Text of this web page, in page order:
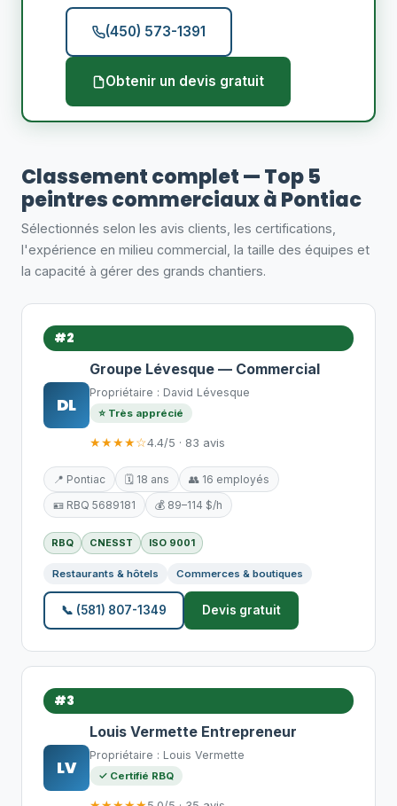
(450) 573-1391
Obtenir un devis gratuit
Classement complet — Top 5
peintres commerciaux à Pontiac
Sélectionnés selon les avis clients, les certifications,
l'expérience en milieu commercial, la taille des équipes et
la capacité à gérer des grands chantiers.
#2
DL
Groupe Lévesque — Commercial
Propriétaire : David Lévesque
⭐ Très apprécié
★★★★☆4.4/5 · 83 avis
📍 Pontiac 🗓️ 18 ans
👥 16 employés
🪪 RBQ 5689181
💰 89–114 $/h
RBQ CNESST ISO 9001
Restaurants & hôtels Commerces & boutiques
📞 (581) 807-1349 Devis gratuit
#3
LV
Louis Vermette Entrepreneur
Propriétaire : Louis Vermette
✓ Certifié RBQ